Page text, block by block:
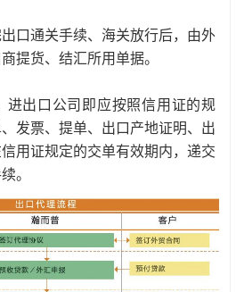
口通关手续、海关放行后，由外
提货、结汇所用单据。
进出口公司即应按照信用证的规
发票、提单、出口产地证明、出
用证规定的交单有效期内，递交
。